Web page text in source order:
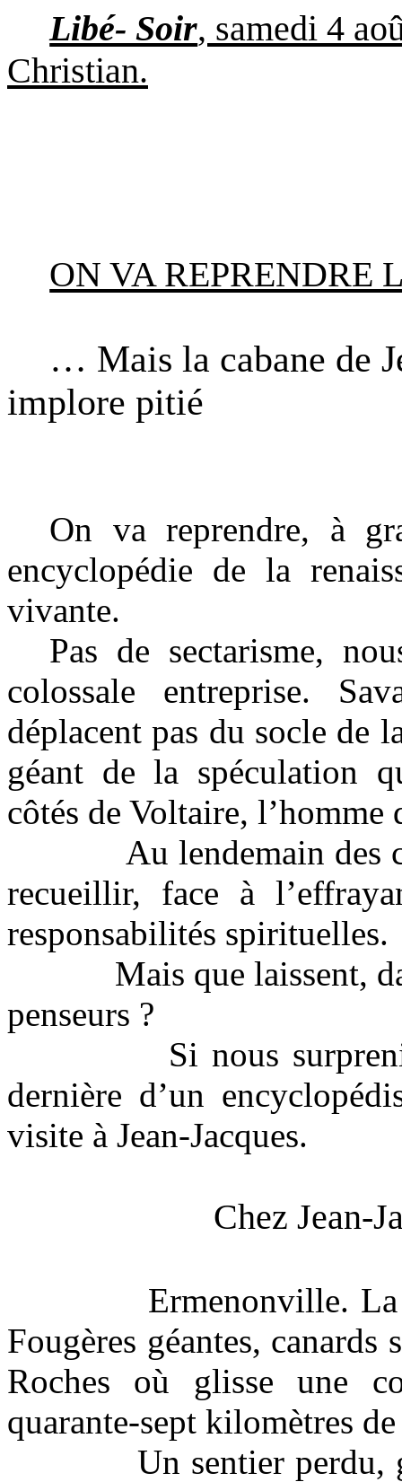
Libé- Soir, samedi 4
Christian.
ON VA REPRENDRE
… Mais la cabane de
implore pitié
On va reprendre, à
encyclopédie de la
vivante.
Pas de sectarisme,
colossale entreprise.
déplacent pas du socle de
géant de la spéculation
côtés de Voltaire,
Au lendemain des
recueillir, face à
responsabilités spirituelles.
Mais que laissent,
penseurs ?
Si nous
dernière d’un
visite à Jean-Jacques.
Chez Jean-
Ermenonville.
Fougères géantes, canards
Roches où glisse une
quarante-sept kilomètres
Un sentier perdu,